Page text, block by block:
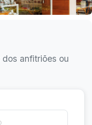
anfitriões ou